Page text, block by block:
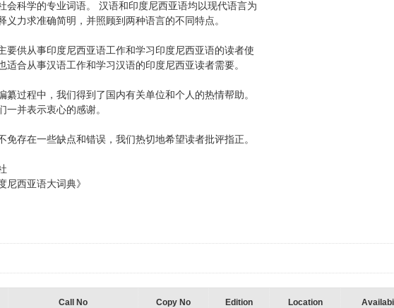
会科学的专业词语。 汉语和印度尼西亚语均以现代语言为
义力求准确简明，并照顾到两种语言的不同特点。
要供从事印度尼西亚语工作和学习印度尼西亚语的读者使
适合从事汉语工作和学习汉语的印度尼西亚读者需要。
纂过程中，我们得到了国内有关单位和个人的热情帮助。
一并表示衷心的感谢。
免存在一些缺点和错误，我们热切地希望读者批评指正。
尼西亚语大词典》
Call No Copy No Edition Location